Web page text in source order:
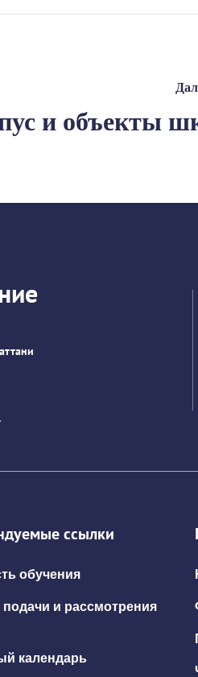
и объекты
ссылки
обучения
подачи и рассмотрения
календарь